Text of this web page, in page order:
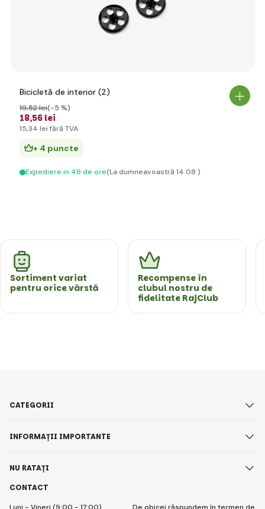
Bicicletă de interior (2)
18,56 lei
19,52 lei(-5 %)
15,34 lei fără TVA
+ 4 puncte
Expediere in 48 de ore(La dumneavoastră 14.08.)
Sortiment variat
pentru orice vârstă
Recompense în
clubul nostru de
fidelitate RajClub
CONTACT
CATEGORII
INFORMAȚII IMPORTANTE
NU RATAȚI